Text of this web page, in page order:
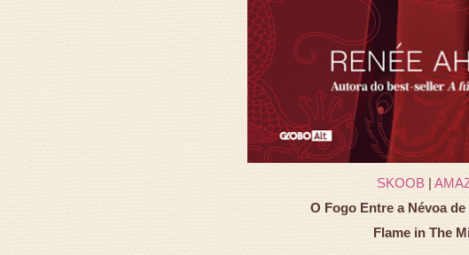
SKOOB|
O Fogo Entre a Névoa
Flame in The